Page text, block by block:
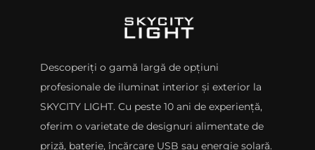
Descoperiți o gamă largă de opțiuni
profesionale de iluminat interior și exterior la
SKYCITY LIGHT. Cu peste 10 ani de experiență,
oferim o varietate de designuri alimentate de
priză, baterie, încărcare USB sau energie solară.